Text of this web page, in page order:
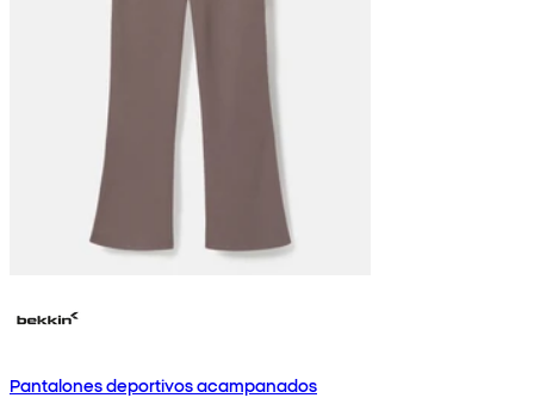
Pantalones deportivos acampanados